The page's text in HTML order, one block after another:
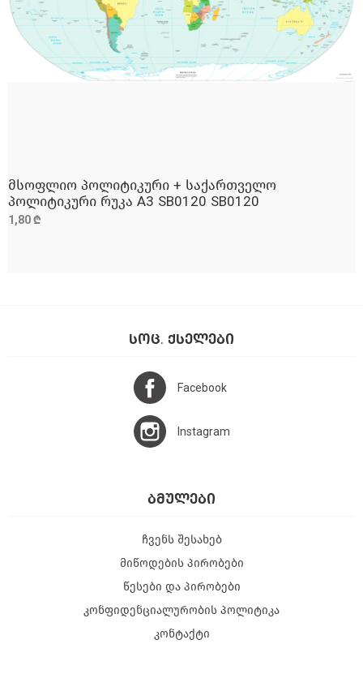
ᲓᲐᲛᲐᲢᲔᲑᲐ
მსოფლიო პოლიტიკური + საქართველო
პოლიტიკური რუკა A3 SB0120 SB0120
1,80 ₾
ᲡᲝᲪ. ᲥᲡᲔᲚᲔᲑᲘ
Facebook
Instagram
ᲑᲛᲣᲚᲔᲑᲘ
ჩვენს შესახებ
მიწოდების პირობები
წესები და პირობები
კონფიდენციალურობის პოლიტიკა
კონტაქტი